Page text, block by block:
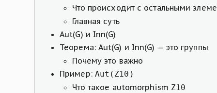
Что происходит с остальными
Главная суть
Aut(G) и Inn(G)
Теорема: Aut(G) и Inn(G) — это группы
Почему это важно
Пример: Aut(Z10)
Что такое automorphism Z10